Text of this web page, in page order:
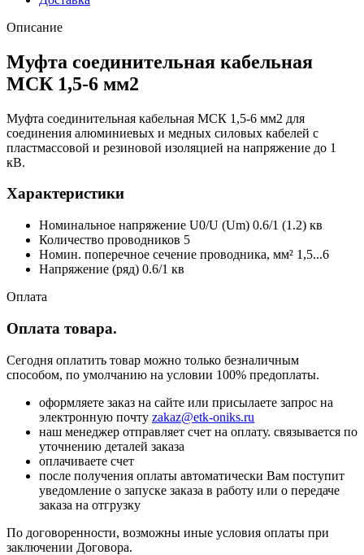
Описание
Муфта соединительная кабельная
МСК 1,5-6 мм2
Муфта соединительная кабельная МСК 1,5-6 мм2 для
соединения алюминиевых и медных силовых кабелей с
пластмассовой и резиновой изоляцией на напряжение до 1
кВ.
Характеристики
Номинальное напряжение U0/U (Um) 0.6/1 (1.2) кв
Количество проводников 5
Номин. поперечное сечение проводника, мм² 1,5...6
Напряжение (ряд) 0.6/1 кв
Оплата
Оплата товара.
Сегодня оплатить товар можно только безналичным
способом, по умолчанию на условии 100% предоплаты.
оформляете заказ на сайте или присылаете запрос на
электронную почту zakaz@etk-oniks.ru
наш менеджер отправляет счет на оплату. связывается по
уточнению деталей заказа
оплачиваете счет
после получения оплаты автоматически Вам поступит
уведомление о запуске заказа в работу или о передаче
заказа на отгрузку
По договоренности, возможны иные условия оплаты при
заключении Договора.